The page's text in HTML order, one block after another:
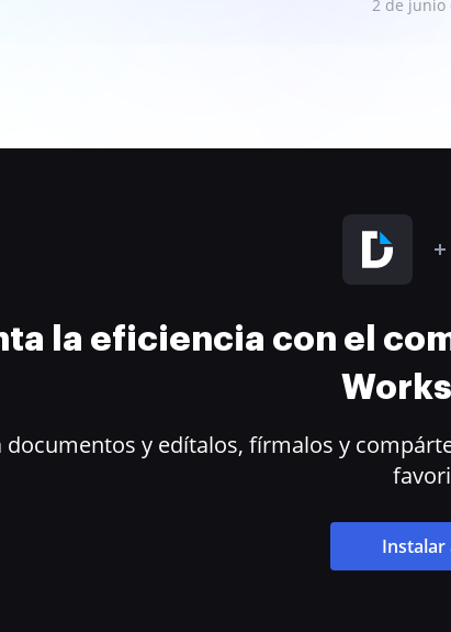
2 de junio
la eficiencia con el
documentos y edítalos, fírmalos y
Instalar